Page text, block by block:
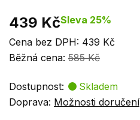
439 KčSleva 25%
Cena bez DPH: 439 Kč
Běžná cena: 585 Kč
Dostupnost:
Skladem
Doprava: Možnosti doručení